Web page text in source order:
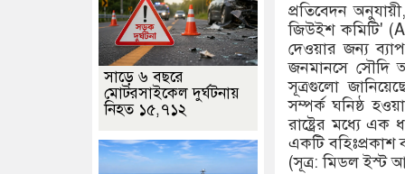
​প্রতিবেদন
জিউইশ কমিটি'
দেওয়ার জন্য
জনমানসে সৌদি
সূত্রগুলো
সম্পর্ক ঘনিষ্ঠ
রাষ্ট্রের মধ্যে এক
একটি বহিঃপ্রকাশ
​(সূত্র: মিডল ইস্ট
সাড়ে ৬ বছরে
মোটরসাইকেল দুর্ঘটনায়
নিহত ১৫,৭১২